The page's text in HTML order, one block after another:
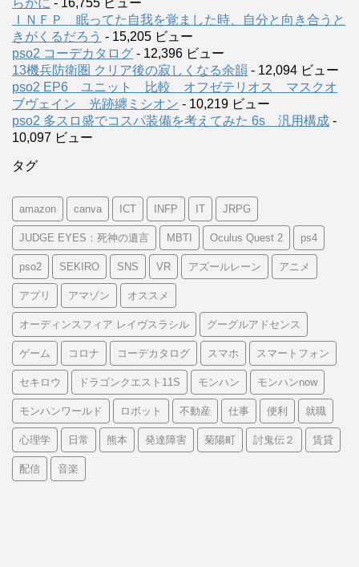
らかに - 16,755 ビュー
ＩＮＦＰ 眠ってた自我を覚ました時、自分と向き合うと
きがくるだろう - 15,205 ビュー
pso2 コーデカタログ - 12,396 ビュー
13機兵防衛圏 クリア後の寂しくなる余韻 - 12,094 ビュー
pso2 EP6 ユニット 比較 オフゼテリオス マスクオ
ブヴェイン 光跡纏ミシオン - 10,219 ビュー
pso2 多スロ盛でコスパ装備を考えてみた 6s 汎用構成 -
10,097 ビュー
タグ
amazon canva ICT INFP IT JRPG
JUDGE EYES：死神の遺言 MBTI Oculus Quest 2 ps4
pso2 SEKIRO SNS VR アズールレーン アニメ
アプリ アマゾン オススメ
オーディンスフィア レイヴスラシル グーグルアドセンス
ゲーム コロナ コーデカタログ スマホ スマートフォン
セキロウ ドラゴンクエスト11S モンハン モンハンnow
モンハンワールド ロボット 不動産 仕事 便利 就職
心理学 日常 熊本 発達障害 菊陽町 討鬼伝２ 賃貸
配信 音楽